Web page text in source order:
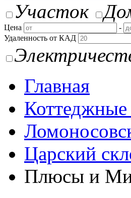
Участок
Цена -
Удаленность от КАД
Главная
Коттеджные
Царский
Плюсы и